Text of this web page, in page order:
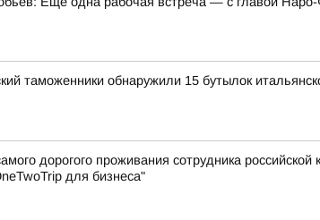
таможенники обнаружили 15 бутылок
дорогого проживания сотрудника
для бизнеса"